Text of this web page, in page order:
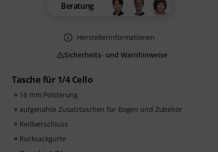
Tasche für 1/4 Cello
16 mm Polsterung
aufgenähte Zusatztaschen für Bogen und Zubehör
Reißverschluss
Rucksackgurte
Beratung
Herstellerinformationen
Sicherheits- und Warnhinweise